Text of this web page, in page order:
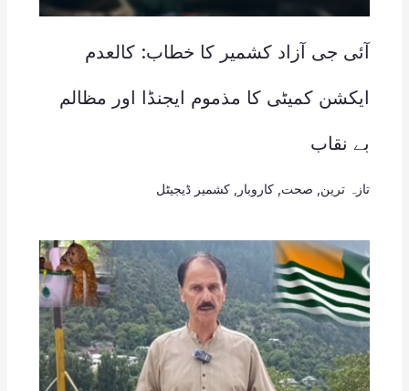
آئی جی آزاد کشمیر کا خطاب: کالعدم
ایکشن کمیٹی کا مذموم ایجنڈا اور مظالم
بے نقاب
تازہ ترین صحت کاروبار کشمیر ڈیجیٹل